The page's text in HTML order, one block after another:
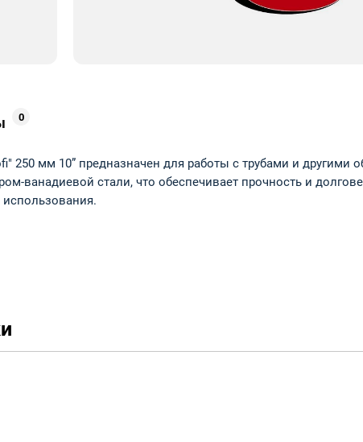
0
250 мм 10” предназначен для работы с трубами и
ванадиевой стали, что обеспечивает прочность и